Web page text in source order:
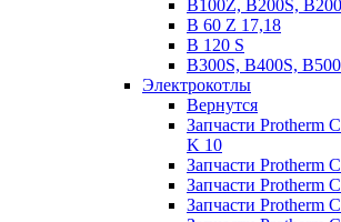
B100Z, B200S,
B 60 Z 17,18
B 120 S
B300S, B400S,
Электрокотлы
Вернутся
Запчасти Protherm
K 10
Запчасти Protherm
Запчасти Protherm
Запчасти Protherm